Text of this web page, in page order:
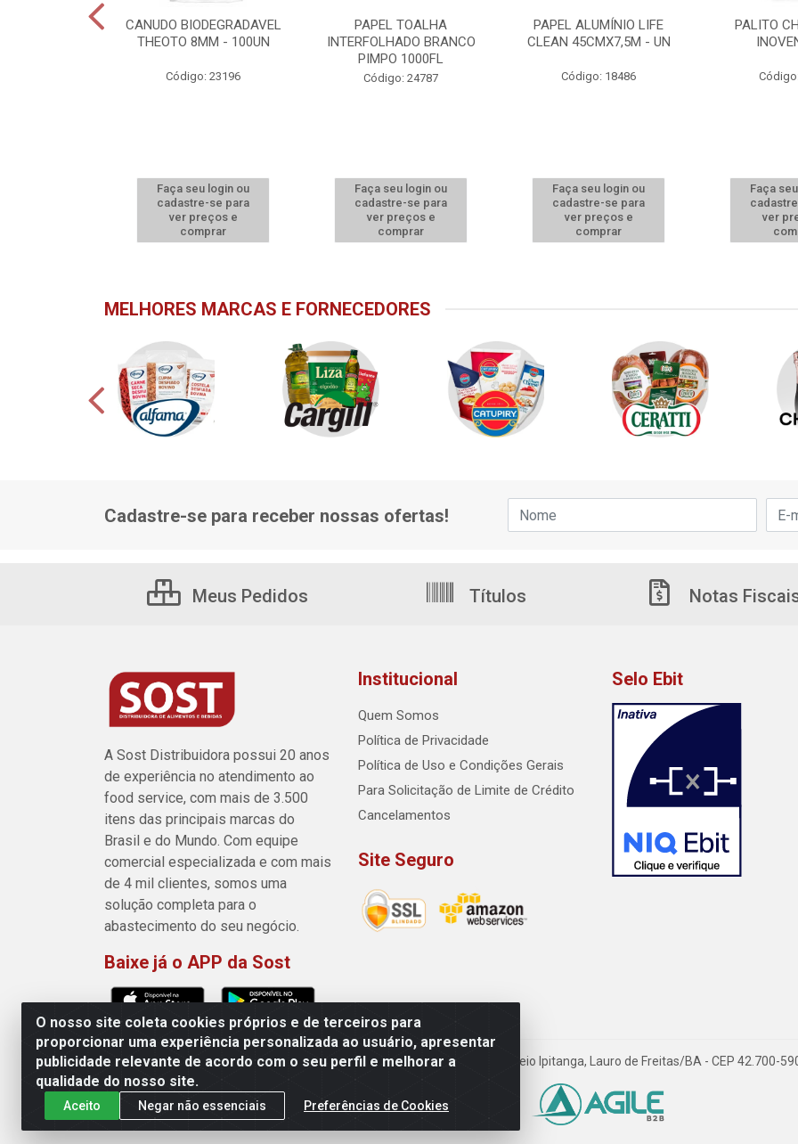
CANUDO BIODEGRADAVEL
THEOTO 8MM - 100UN
Código: 23196
Faça seu login ou
cadastre-se para
ver preços e
comprar
PAPEL TOALHA
INTERFOLHADO BRANCO
PIMPO 1000FL
Código: 24787
Faça seu login ou
cadastre-se para
ver preços e
comprar
PAPEL ALUMÍNIO LIFE
CLEAN 45CMX7,5M - UN
Código: 18486
Faça seu login ou
cadastre-se para
ver preços e
comprar
PALITO
Faça
ver
MELHORES MARCAS E FORNECEDORES
O nosso site coleta cookies próprios e de terceiros para
proporcionar uma experiência personalizada ao usuário, apresentar
publicidade relevante de acordo com o seu perfil e melhorar a
qualidade do nosso site.
Aceito Negar não essenciais Preferências de Cookies
Cadastre-se para receber nossas ofertas!
Meus Pedidos Títulos Notas
A Sost Distribuidora possui 20 anos
de experiência no atendimento ao
food service, com mais de 3.500
itens das principais marcas do
Brasil e do Mundo. Com equipe
comercial especializada e com mais
de 4 mil clientes, somos uma
solução completa para o
abastecimento do seu negócio.
Baixe já o APP da Sost
Institucional
Quem Somos
Política de Privacidade
Política de Uso e Condições Gerais
Para Solicitação de Limite de Crédito
Cancelamentos
Site Seguro
Selo Ebit
Sost Distribuidora - Rua Cândido Rissut, 254 - Recreio Ipitanga, Lauro de Freitas/BA - CEP 42.700-